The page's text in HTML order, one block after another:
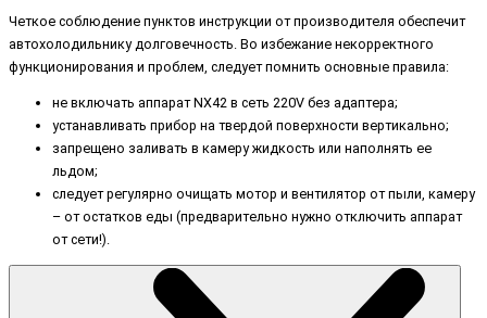
Четкое соблюдение пунктов инструкции от производителя обеспечит
автохолодильнику долговечность. Во избежание некорректного
функционирования и проблем, следует помнить основные правила:
не включать аппарат NX42 в сеть 220V без адаптера;
устанавливать прибор на твердой поверхности вертикально;
запрещено заливать в камеру жидкость или наполнять ее
льдом;
следует регулярно очищать мотор и вентилятор от пыли, камеру
– от остатков еды (предварительно нужно отключить аппарат
от сети!).